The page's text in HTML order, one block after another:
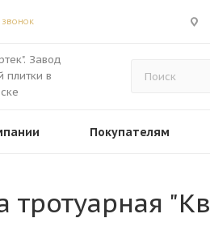
ЗВОНОК
Завод
плитки в
Покупателям
тротуарная